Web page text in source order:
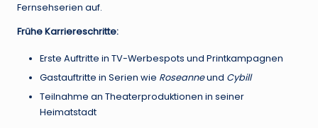
Fernsehserien auf.
Frühe Karriereschritte:
Erste Auftritte in TV-Werbespots und Printkampagnen
Gastauftritte in Serien wie Roseanneund Cybill
Teilnahme an Theaterproduktionen in seiner
Heimatstadt